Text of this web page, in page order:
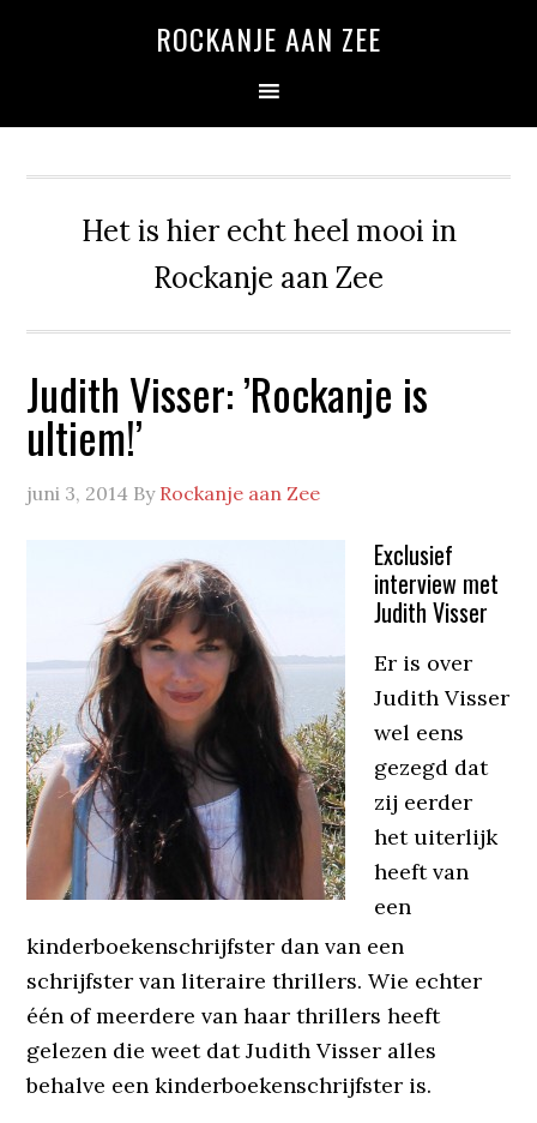
ROCKANJE AAN ZEE
Het is hier echt heel mooi in
Rockanje aan Zee
Judith Visser: ’Rockanje is
ultiem!’
juni 3, 2014 By Rockanje aan Zee
Exclusief
interview met
Judith Visser
Er is over
Judith Visser
wel eens
gezegd dat
zij eerder
het uiterlijk
heeft van
een
kinderboekenschrijfster dan van een
schrijfster van literaire thrillers. Wie echter
één of meerdere van haar thrillers heeft
gelezen die weet dat Judith Visser alles
behalve een kinderboekenschrijfster is.